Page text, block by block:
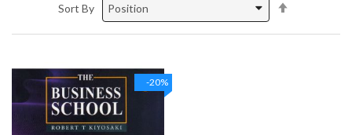
Sort By
Direction
-20%